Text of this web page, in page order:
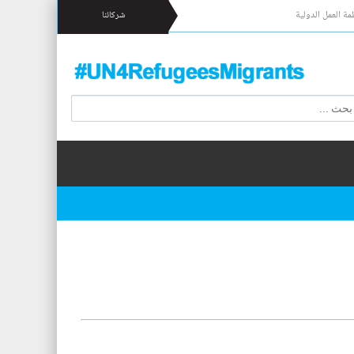
العمل الدولية شركائنا